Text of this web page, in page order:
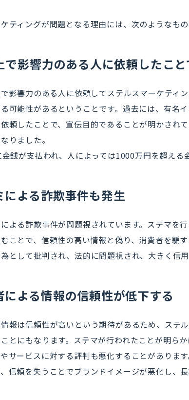
ティングが問題となる理由には、次のようなもの
で影響力のある人に依頼したこ
影響力のある人に依頼してステルスマーケティ
可能性があるということです。過去には、有名
頼したことで、宣伝目的であることが明かされ
りました。
銭が支払われ、人によっては1000万円を超える
による詐欺事件も発生
よる詐欺事件が問題視されています。ステマを
ことで、信頼性の高い情報と偽り、消費者を騙
として批判され、法的に問題視され、大きく信用
による情報の信頼性が低下する
報は信頼性が高いという期待があるため、ステ
とにもなります。ステマが行われたことが明ら
サービスに対する評判も悪化することがあります
信頼を失うことでブランドイメージが悪化し、